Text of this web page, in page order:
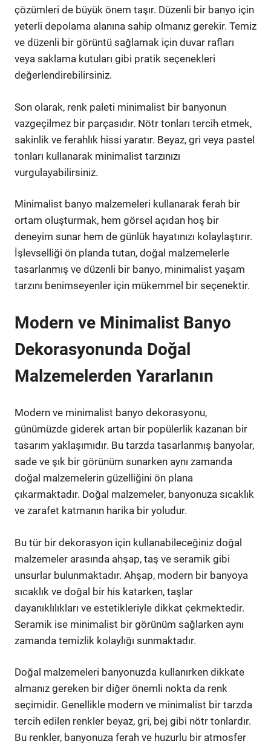
çözümleri de büyük önem taşır. Düzenli bir banyo için
yeterli depolama alanına sahip olmanız gerekir. Temiz
ve düzenli bir görüntü sağlamak için duvar rafları
veya saklama kutuları gibi pratik seçenekleri
değerlendirebilirsiniz.
Son olarak, renk paleti minimalist bir banyonun
vazgeçilmez bir parçasıdır. Nötr tonları tercih etmek,
sakinlik ve ferahlık hissi yaratır. Beyaz, gri veya pastel
tonları kullanarak minimalist tarzınızı
vurgulayabilirsiniz.
Minimalist banyo malzemeleri kullanarak ferah bir
ortam oluşturmak, hem görsel açıdan hoş bir
deneyim sunar hem de günlük hayatınızı kolaylaştırır.
İşlevselliği ön planda tutan, doğal malzemelerle
tasarlanmış ve düzenli bir banyo, minimalist yaşam
tarzını benimseyenler için mükemmel bir seçenektir.
Modern ve Minimalist Banyo
Dekorasyonunda Doğal
Malzemelerden Yararlanın
Modern ve minimalist banyo dekorasyonu,
günümüzde giderek artan bir popülerlik kazanan bir
tasarım yaklaşımıdır. Bu tarzda tasarlanmış banyolar,
sade ve şık bir görünüm sunarken aynı zamanda
doğal malzemelerin güzelliğini ön plana
çıkarmaktadır. Doğal malzemeler, banyonuza sıcaklık
ve zarafet katmanın harika bir yoludur.
Bu tür bir dekorasyon için kullanabileceğiniz doğal
malzemeler arasında ahşap, taş ve seramik gibi
unsurlar bulunmaktadır. Ahşap, modern bir banyoya
sıcaklık ve doğal bir his katarken, taşlar
dayanıklılıkları ve estetikleriyle dikkat çekmektedir.
Seramik ise minimalist bir görünüm sağlarken aynı
zamanda temizlik kolaylığı sunmaktadır.
Doğal malzemeleri banyonuzda kullanırken dikkate
almanız gereken bir diğer önemli nokta da renk
seçimidir. Genellikle modern ve minimalist bir tarzda
tercih edilen renkler beyaz, gri, bej gibi nötr tonlardır.
Bu renkler, banyonuza ferah ve huzurlu bir atmosfer